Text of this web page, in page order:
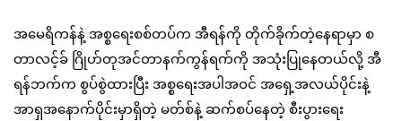
အမေရိကန်နဲ့ အစ္စရေးစစ်တပ်က အီရန်ကို တိုက်ခိုက်တဲ့နေရာမှာ စ
တာလင့်ခ် ဂြိုဟ်တုအင်တာနက်ကွန်ရက်ကို အသုံးပြုနေတယ်လို့ အီ
ရန်ဘက်က စွပ်စွဲထားပြီး အစ္စရေးအပါအဝင် အရှေ့အလယ်ပိုင်းနဲ့
အာရှအနောက်ပိုင်းမှာရှိတဲ့ မတ်စ်နဲ့ ဆက်စပ်နေတဲ့ စီးပွားရေး